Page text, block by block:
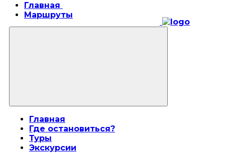
Главная
Где остановиться?
Туры
Экскурсии
Главная
Маршруты